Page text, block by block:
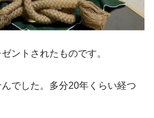
ントされたものです。
でした。多分20年くらい経つ